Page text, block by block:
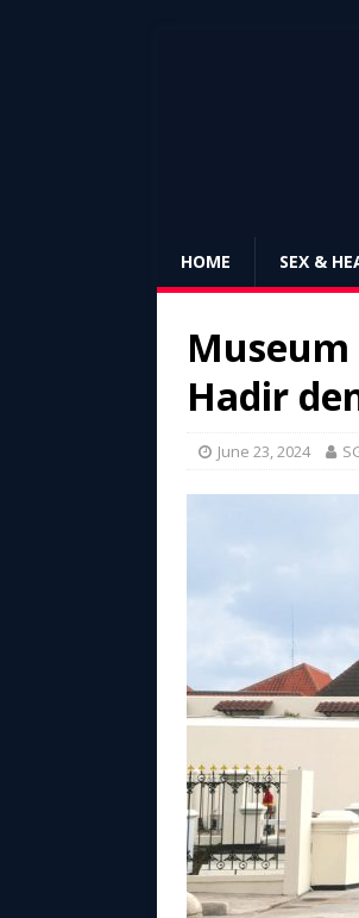
HOME SEX &
Hadir
June 23, 2024